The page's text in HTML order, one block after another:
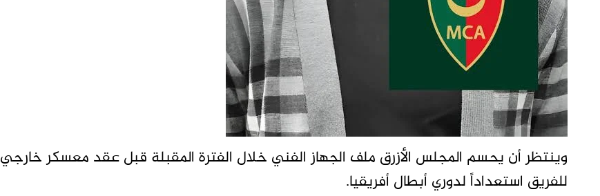
وينتظر أن يحسم المجلس الأزرق ملف الجهاز الفني خلال الفترة المقبلة قبل عقد معسكر خارجي
للفريق استعداداً لدوري أبطال أفريقيا.